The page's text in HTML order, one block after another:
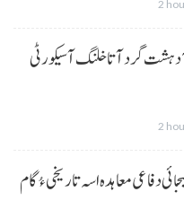
2
وزیراعلیٰ بلوچستان میر سرفراز بگٹی نا ہنگو ٹی 7 دہشت گرد آتا خلنگ آ سیکورٹی
2
دفاعی معاہدہ اسہ تاریخی ءُ گام